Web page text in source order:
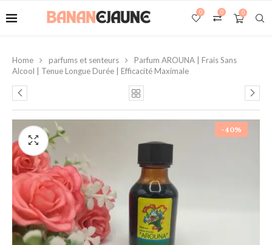
0
0
0
Home parfums et senteurs
Parfum AROUNA | Frais Sans
Alcool | Tenue Longue Durée | Efficacité Maximale
-40%